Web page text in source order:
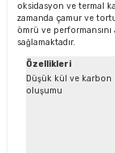
oksidasyon ve termal
zamanda çamur ve
ömrü ve
sağlamaktadır.
Özellikleri
Düşük kül ve karbon
oluşumu